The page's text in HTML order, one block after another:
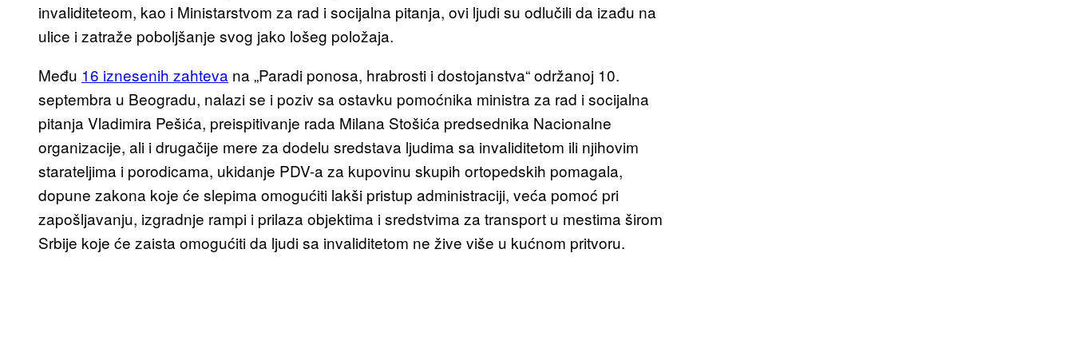
invaliditeteom, kao i Ministarstvom za rad i socijalna pitanja, ovi ljudi su odlučili da izađu na
ulice i zatraže poboljšanje svog jako lošeg položaja.
Među 16 iznesenih zahteva na „Paradi ponosa, hrabrosti i dostojanstva“ održanoj 10.
septembra u Beogradu, nalazi se i poziv sa ostavku pomoćnika ministra za rad i socijalna
pitanja Vladimira Pešića, preispitivanje rada Milana Stošića predsednika Nacionalne
organizacije, ali i drugačije mere za dodelu sredstava ljudima sa invaliditetom ili njihovim
starateljima i porodicama, ukidanje PDV-a za kupovinu skupih ortopedskih pomagala,
dopune zakona koje će slepima omogućiti lakši pristup administraciji, veća pomoć pri
zapošljavanju, izgradnje rampi i prilaza objektima i sredstvima za transport u mestima širom
Srbije koje će zaista omogućiti da ljudi sa invaliditetom ne žive više u kućnom pritvoru.